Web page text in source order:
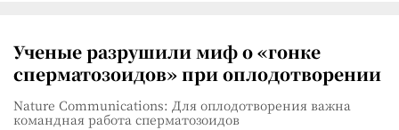
Ученые разрушили миф о «гонке
сперматозоидов» при оплодотворении
Nature Communications: Для оплодотворения важна
командная работа сперматозоидов